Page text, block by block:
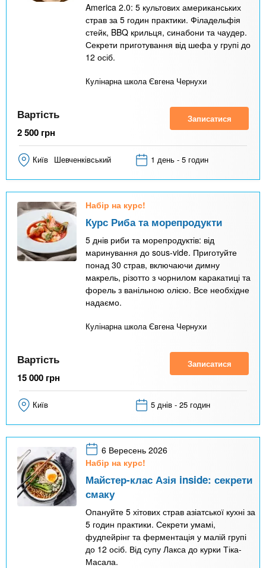
America 2.0: 5 культових американських
страв за 5 годин практики. Філадельфія
стейк, BBQ крильця, синабони та чаудер.
Секрети приготування від шефа у групі до
12 осіб.
Кулінарна школа Євгена Чернухи
Вартість
2 500 грн
Записатися
Київ Шевченківський 1 день - 5 годин
Набір на курс!
Курс Риба та морепродукти
5 днів риби та морепродуктів: від
маринування до sous-vide. Приготуйте
понад 30 страв, включаючи димну
макрель, різотто з чорнилом каракатиці та
форель з ванільною олією. Все необхідне
надаємо.
Кулінарна школа Євгена Чернухи
Вартість
15 000 грн
Записатися
Київ 5 днів - 25 годин
6 Вересень 2026
Набір на курс!
Майстер-клас Азія inside: секрети
смаку
Опануйте 5 хітових страв азіатської кухні за
5 годин практики. Секрети умамі,
фудпейрінг та ферментація у малій групі
до 12 осіб. Від супу Лакса до курки Тіка-
Масала.